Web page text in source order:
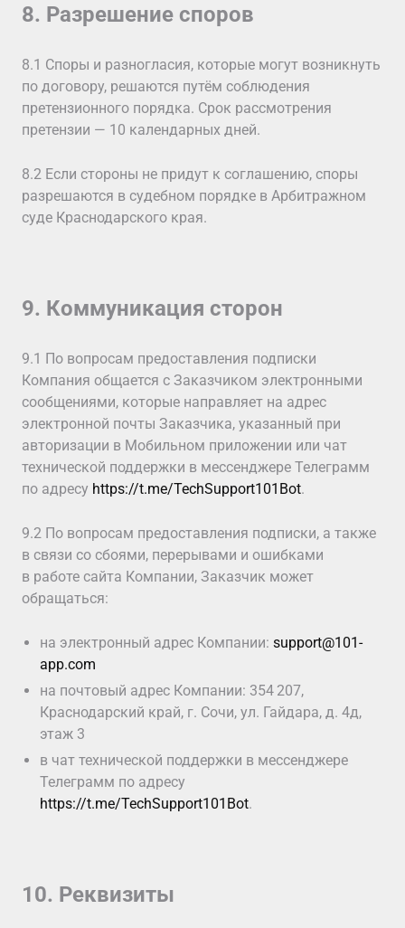
8. Разрешение споров
8.1 Споры и разногласия, которые могут возникнуть
по договору, решаются путём соблюдения
претензионного порядка. Срок рассмотрения
претензии — 10 календарных дней.
8.2 Если стороны не придут к соглашению, споры
разрешаются в судебном порядке в Арбитражном
суде Краснодарского края.
9. Коммуникация сторон
9.1 По вопросам предоставления подписки
Компания общается с Заказчиком электронными
сообщениями, которые направляет на адрес
электронной почты Заказчика, указанный при
авторизации в Мобильном приложении или чат
технической поддержки в мессенджере Телеграмм
по адресу https://t.me/TechSupport101Bot.
9.2 По вопросам предоставления подписки, а также
в связи со сбоями, перерывами и ошибками
в работе сайта Компании, Заказчик может
обращаться:
на электронный адрес Компании: support@101-
app.com
на почтовый адрес Компании: 354 207,
Краснодарский край, г. Сочи, ул. Гайдара, д. 4д,
этаж 3
в чат технической поддержки в мессенджере
Телеграмм по адресу
https://t.me/TechSupport101Bot.
10. Реквизиты